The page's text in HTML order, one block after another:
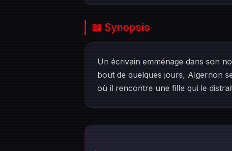
📖 Synopsis
Un écrivain emménage dans son
bout de quelques jours, Algernon
où il rencontre une fille qui le